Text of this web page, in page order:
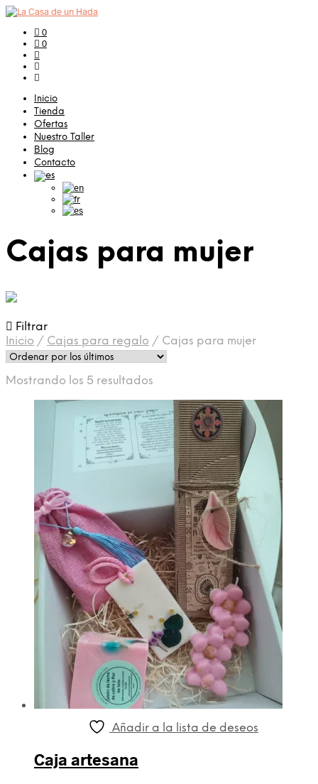
0
0
Inicio
Tienda
Ofertas
Nuestro Taller
Blog
Contacto
Cajas para mujer
Filtrar
Inicio / Cajas para regalo / Cajas para mujer
Mostrando los 5 resultados
los
últimos
Añadir a la lista de deseos
Caja artesana